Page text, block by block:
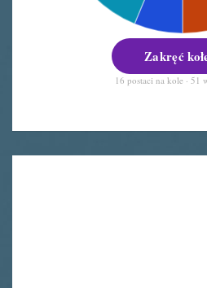
Zakręć
16 postaci na kole · 51